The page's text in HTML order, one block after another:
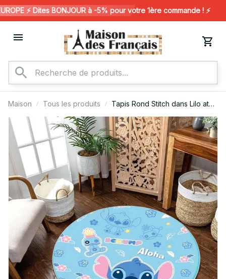
⚡️ Dites BONJOUR à -5% pour votre 1ère commande ! ⚡️
Maison Tous les produits
Tapis Rond Stitch dans Lilo at
Stitch 2